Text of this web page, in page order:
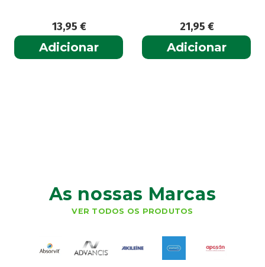
13,95€
Adicionar
21,95€
Adicionar
As nossas Marcas
VER TODOS OS PRODUTOS